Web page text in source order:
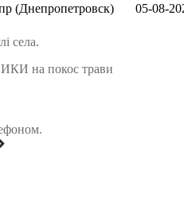
(Днепропетровск)
05-08-
села.
на покос трави